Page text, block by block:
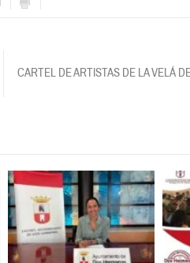
CARTEL DE ARTISTAS DE LA VELÁ